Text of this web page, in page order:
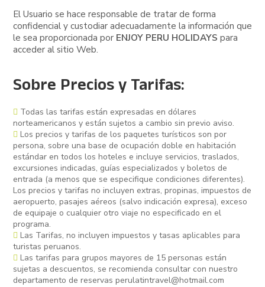
El Usuario se hace responsable de tratar de forma
confidencial y custodiar adecuadamente la información que
le sea proporcionada por ENJOY PERU HOLIDAYS para
acceder al sitio Web.
Sobre Precios y Tarifas:
Todas las tarifas están expresadas en dólares
norteamericanos y están sujetos a cambio sin previo aviso.
Los precios y tarifas de los paquetes turísticos son por
persona, sobre una base de ocupación doble en habitación
estándar en todos los hoteles e incluye servicios, traslados,
excursiones indicadas, guías especializados y boletos de
entrada (a menos que se especifique condiciones diferentes).
Los precios y tarifas no incluyen extras, propinas, impuestos de
aeropuerto, pasajes aéreos (salvo indicación expresa), exceso
de equipaje o cualquier otro viaje no especificado en el
programa.
Las Tarifas, no incluyen impuestos y tasas aplicables para
turistas peruanos.
Las tarifas para grupos mayores de 15 personas están
sujetas a descuentos, se recomienda consultar con nuestro
departamento de reservas perulatintravel@hotmail.com